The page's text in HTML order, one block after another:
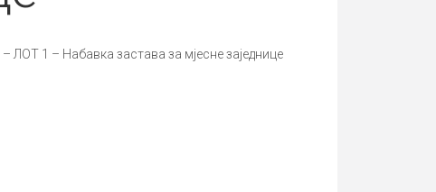
1 – Набавка застава за мјесне заједнице